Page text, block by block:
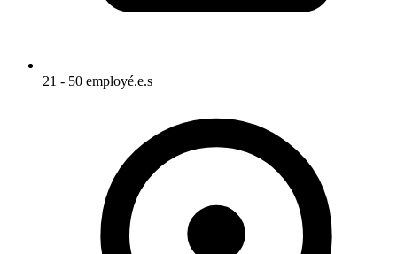
21 - 50 employé.e.s